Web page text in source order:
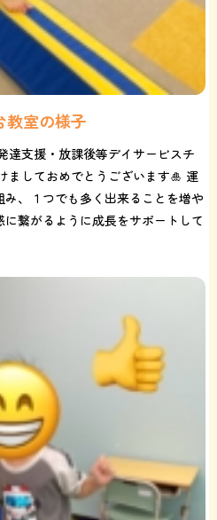
教室の様子
達支援・放課後等デイサービスチ
ましておめでとうございます🎍 運
、１つでも多く出来ることを増や
繋がるように成長をサポートして